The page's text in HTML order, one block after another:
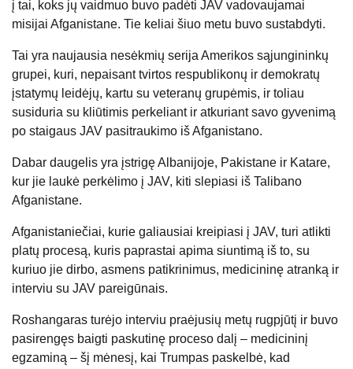
į tai, koks jų vaidmuo buvo padėti JAV vadovaujamai
misijai Afganistane. Tie keliai šiuo metu buvo sustabdyti.
Tai yra naujausia nesėkmių serija Amerikos sąjungininkų
grupei, kuri, nepaisant tvirtos respublikonų ir demokratų
įstatymų leidėjų, kartu su veteranų grupėmis, ir toliau
susiduria su kliūtimis perkeliant ir atkuriant savo gyvenimą
po staigaus JAV pasitraukimo iš Afganistano.
Dabar daugelis yra įstrigę Albanijoje, Pakistane ir Katare,
kur jie laukė perkėlimo į JAV, kiti slepiasi iš Talibano
Afganistane.
Afganistaniečiai, kurie galiausiai kreipiasi į JAV, turi atlikti
platų procesą, kuris paprastai apima siuntimą iš to, su
kuriuo jie dirbo, asmens patikrinimus, medicininę atranką ir
interviu su JAV pareigūnais.
Roshangaras turėjo interviu praėjusių metų rugpjūtį ir buvo
pasirengęs baigti paskutinę proceso dalį – medicininį
egzaminą – šį mėnesį, kai Trumpas paskelbė, kad